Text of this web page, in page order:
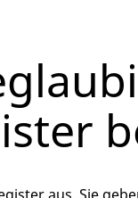
aus. Sie